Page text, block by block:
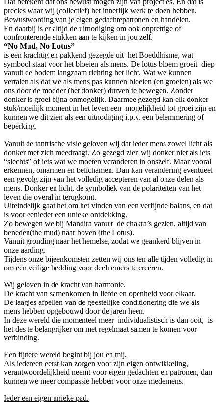
precies waar wij (collectief) het innerlijk werk te doen hebben.
Bewustwording van je eigen gedachtepatronen en handelen.
En daarbij is er altijd de uitnodiging om ook onprettige of
confronterende stukken aan te kijken in jou zelf.
“No Mud, No Lotus”
is een krachtig en pakkend gezegde uit het Boeddhisme, wat
symbool staat voor het bloeien als mens. De lotus bloem groeit diep
vanuit de bodem langzaam richting het licht. Wat we kunnen
vertalen als dat we als mens pas kunnen bloeien (en groeien) als we
ons door de modder (het donker) durven te bewegen. Zonder
donker is groei bijna onmogelijk. Daarmee gezegd kan elk donker
stuk/moeilijk moment in het leven een mogelijkheid tot groei zijn en
kunnen we dit zien als een uitnodiging i.p.v. een belemmering of
beperking.
Vanuit de tantrische visie geloven wij dat ieder mens zowel licht als
donker met zich meedraagt. Zo gezegd zien wij donker niet als iets
“slechts” of iets wat we moeten veranderen in onszelf. Maar vooral
erkennen, omarmen en belichamen. Dan kan verandering eventueel
een gevolg zijn van het volledig accepteren van al onze delen als
mens. Donker en licht, de symboliek van de polariteiten van het
leven die overal in terugkomt.
Uiteindelijk gaat het om het vinden van een verfijnde balans, en dat
is voor eenieder een unieke ontdekking.
Zo bewegen we bij Mandira vanuit de chakra’s gezien, altijd van
beneden(the mud) naar boven (the Lotus).
Vanuit gronding naar het hemelse, zodat we geankerd blijven in
onze aarding.
Tijdens onze bijeenkomsten zetten wij ons ten alle tijden volledig in
om een veilige bedding voor deelnemers te creëren.
Wij geloven in de kracht van harmonie.
De kracht van samenkomen in liefde en openheid voor elkaar.
De laagjes afpellen van de geestelijke conditionering die we als
mens hebben opgebouwd door de jaren heen.
In deze wereld die momenteel meer individualistisch is dan ooit, is
het des te belangrijker om met regelmaat samen te komen voor
verbinding.
Een fijnere wereld begint bij jou en mij.
Als iedereen eerst kan zorgen voor zijn eigen ontwikkeling,
verantwoordelijkheid neemt voor eigen gedachten en patronen, dan
kunnen we meer compassie hebben voor onze medemens.
Ieder een eigen unieke pad.